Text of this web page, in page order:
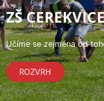
ZŠ
Učíme se zejména od
ROZVRH